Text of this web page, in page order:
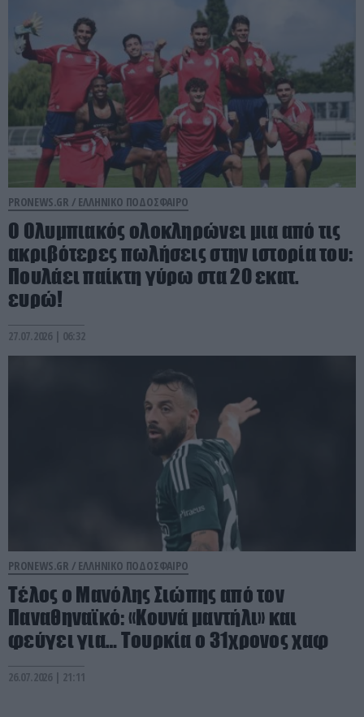
PRONEWS.GR / ΕΛΛΗΝΙΚΟ ΠΟΔΟΣΦΑΙΡΟ
Ο Ολυμπιακός ολοκληρώνει μια από τις
ακριβότερες πωλήσεις στην ιστορία του:
Πουλάει παίκτη γύρω στα 20 εκατ.
ευρώ!
27.07.2026 | 06:32
PRONEWS.GR / ΕΛΛΗΝΙΚΟ ΠΟΔΟΣΦΑΙΡΟ
Τέλος ο Μανόλης Σιώπης από τον
Παναθηναϊκό: «Κουνά μαντήλι» και
φεύγει για… Τουρκία ο 31χρονος χαφ
26.07.2026 | 21:11